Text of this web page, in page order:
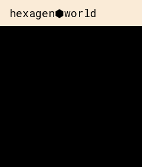
hexagen⬢world